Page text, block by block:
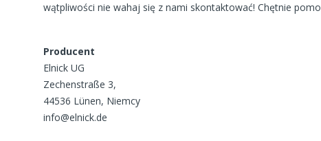
wątpliwości nie wahaj się z nami skontaktować! Chętnie
Producent
Elnick UG
Zechenstraße 3,
44536 Lünen, Niemcy
info@elnick.de